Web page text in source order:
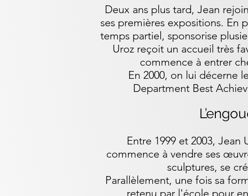
Deux ans plus tard, Jean
ses premières expositions. En
temps partiel, sponsorise
Uroz reçoit un accueil très
commence à entrer
En 2000, on lui décerne
Department Best
Entre 1999 et 2003,
commence à vendre ses
sculptures, se
Parallèlement, une fois sa
retenu par l'école pour